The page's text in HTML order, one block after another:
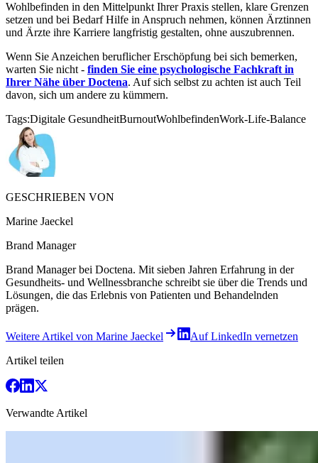
Wohlbefinden in den Mittelpunkt Ihrer Praxis stellen, klare Grenzen
setzen und bei Bedarf Hilfe in Anspruch nehmen, können Ärztinnen
und Ärzte ihre Karriere langfristig gestalten, ohne auszubrennen.
Wenn Sie Anzeichen beruflicher Erschöpfung bei sich bemerken,
warten Sie nicht - finden Sie eine psychologische Fachkraft in
Ihrer Nähe über Doctena. Auf sich selbst zu achten ist auch Teil
davon, sich um andere zu kümmern.
Tags:Digitale GesundheitBurnoutWohlbefindenWork-Life-Balance
GESCHRIEBEN VON
Marine Jaeckel
Brand Manager
Brand Manager bei Doctena. Mit sieben Jahren Erfahrung in der
Gesundheits- und Wellnessbranche schreibt sie über die Trends und
Lösungen, die das Erlebnis von Patienten und Behandelnden
prägen.
Weitere Artikel von Marine Jaeckel
Auf LinkedIn vernetzen
Artikel teilen
Verwandte Artikel